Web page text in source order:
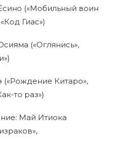
(«Мобильный воин
Гиас»)
(«Оглянись»,
(«Рождение Китаро»,
то раз»)
Май Итиока